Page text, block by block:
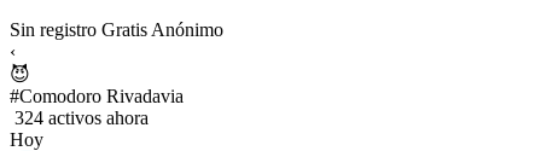
Sin registro Gratis Anónimo
‹
😈
#Comodoro Rivadavia
324 activos ahora
Hoy